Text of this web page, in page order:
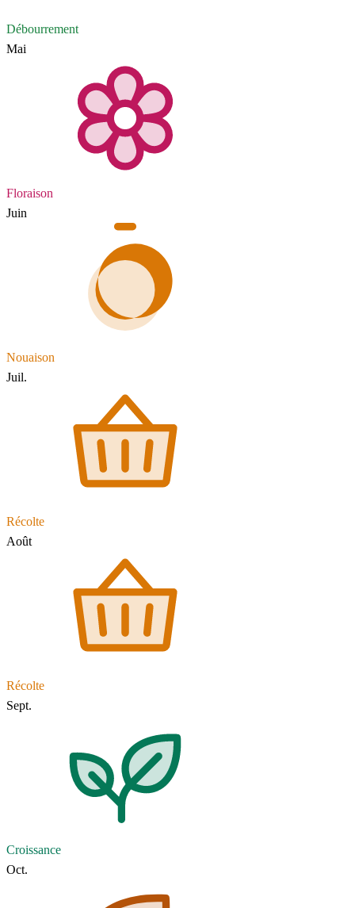
Débourrement
Mai
Floraison
Juin
Nouaison
Juil.
Récolte
Août
Récolte
Sept.
Croissance
Oct.